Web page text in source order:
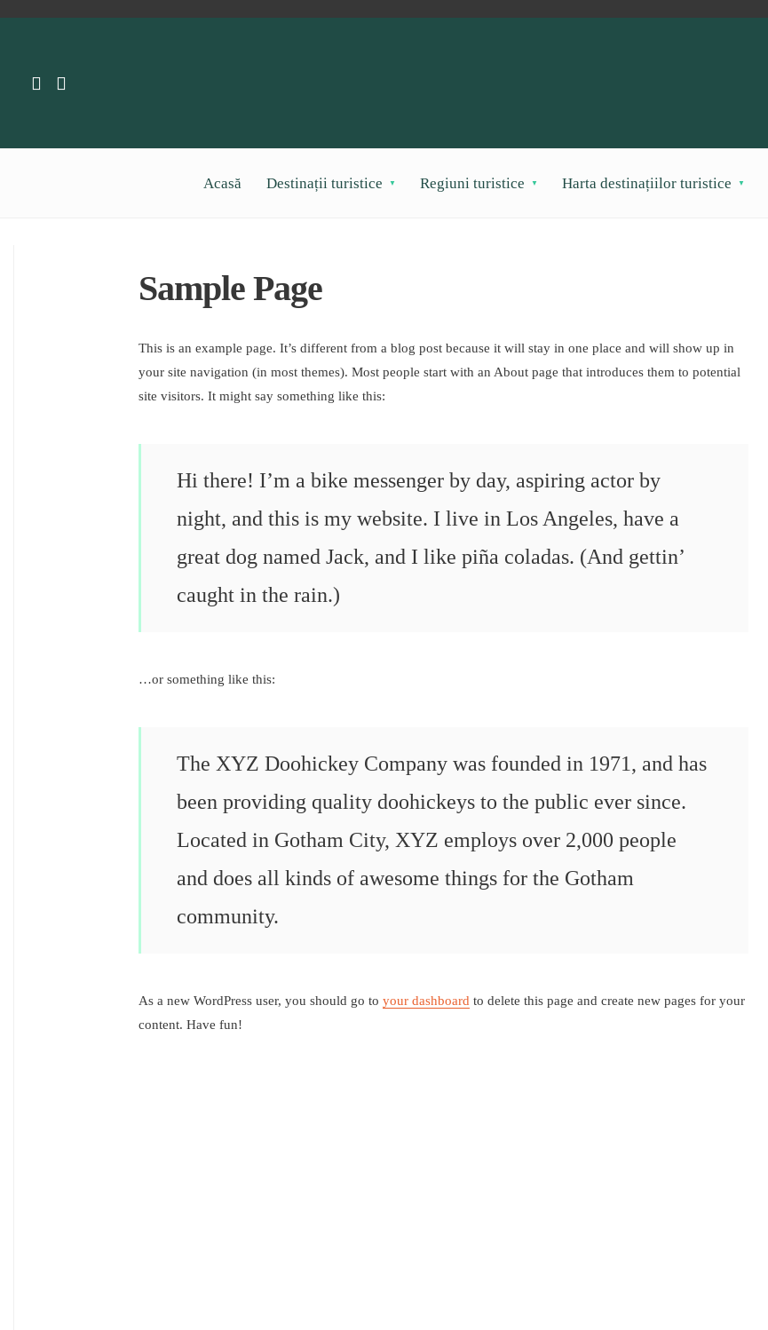
Acasă Destinații turistice Regiuni turistice Harta destinațiilor turistice
Sample Page
This is an example page. It’s different from a blog post because it will stay in one place and will show up in
your site navigation (in most themes). Most people start with an About page that introduces them to potential
site visitors. It might say something like this:
Hi there! I’m a bike messenger by day, aspiring actor by
night, and this is my website. I live in Los Angeles, have a
great dog named Jack, and I like piña coladas. (And gettin’
caught in the rain.)
…or something like this:
The XYZ Doohickey Company was founded in 1971, and has
been providing quality doohickeys to the public ever since.
Located in Gotham City, XYZ employs over 2,000 people
and does all kinds of awesome things for the Gotham
community.
As a new WordPress user, you should go to your dashboard to delete this page and create new pages for your
content. Have fun!